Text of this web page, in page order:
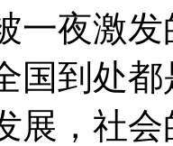
一夜激
国到处
展，社